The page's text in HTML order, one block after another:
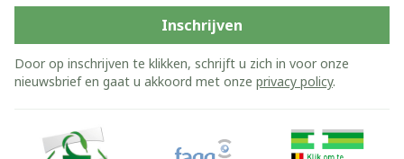
Inschrijven
Door op inschrijven te klikken, schrijft u zich in voor onze
nieuwsbrief en gaat u akkoord met onze privacy policy.